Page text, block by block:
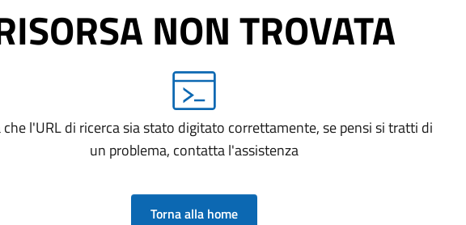
NON TROVATA
che l'URL di ricerca sia stato digitato correttamente, se pensi si tratti di
un problema, contatta l'assistenza
Torna alla home